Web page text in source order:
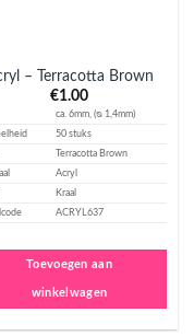
– Terracotta Brown
€1.00
ca. 6mm, (ᴓ 1,4mm)
50 stuks
Terracotta Brown
Acryl
Kraal
ACRYL637
Toevoegen aan
winkelwagen